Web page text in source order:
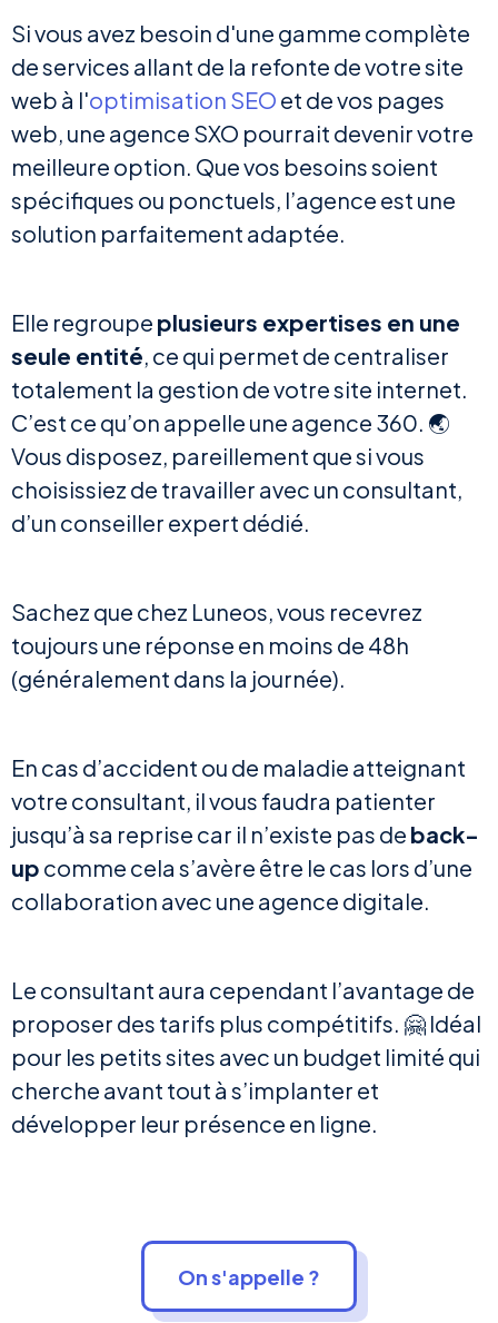
Si vous avez besoin d'une gamme complète
de services allant de la refonte de votre site
web à l'optimisation SEO et de vos pages
web, une agence SXO pourrait devenir votre
meilleure option. Que vos besoins soient
spécifiques ou ponctuels, l’agence est une
solution parfaitement adaptée.
Elle regroupe plusieurs expertises en une
seule entité, ce qui permet de centraliser
totalement la gestion de votre site internet.
C’est ce qu’on appelle une agence 360. 🌏
Vous disposez, pareillement que si vous
choisissiez de travailler avec un consultant,
d’un conseiller expert dédié.
Sachez que chez Luneos, vous recevrez
toujours une réponse en moins de 48h
(généralement dans la journée).
En cas d’accident ou de maladie atteignant
votre consultant, il vous faudra patienter
jusqu’à sa reprise car il n’existe pas de back-
up comme cela s’avère être le cas lors d’une
collaboration avec une agence digitale.
Le consultant aura cependant l’avantage de
proposer des tarifs plus compétitifs. 🤗 Idéal
pour les petits sites avec un budget limité qui
cherche avant tout à s’implanter et
développer leur présence en ligne.
On s'appelle ?